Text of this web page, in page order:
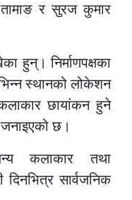
र सुरज कुमार
हुन्। निर्माणपक्षका
स्थानको लोकेशन
छायांकन हुने
जनाइएको छ।
कलाकार तथा
सार्वजनिक